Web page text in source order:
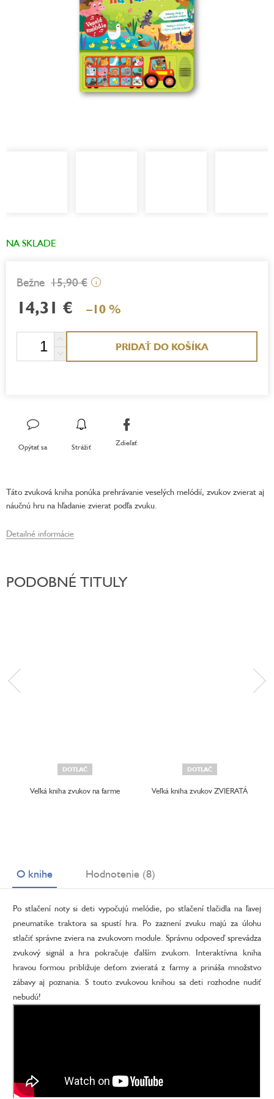
NA SKLADE
15,90 € i
14,31 € –10 %
PRIDAŤ DO KOŠÍKA
Opýtať sa Strážiť Zdieľať
Táto zvuková kniha ponúka prehrávanie veselých melódií, zvukov zvierat aj
náučnú hru na hľadanie zvierat podľa zvuku.
Detailné informácie
PODOBNÉ TITULY
DOTLAČ
Veľká kniha zvukov na farme
DOTLAČ
Veľká kniha zvukov ZVIERATÁ
O knihe Hodnotenie (8)
Po stlačení noty si deti vypočujú melódie, po stlačení tlačidla na ľavej
pneumatike traktora sa spustí hra. Po zaznení zvuku majú za úlohu
stlačiť správne zviera na zvukovom module. Správnu odpoveď sprevádza
zvukový signál a hra pokračuje ďalším zvukom. Interaktívna kniha
hravou formou približuje deťom zvieratá z farmy a prináša množstvo
zábavy aj poznania. S touto zvukovou knihou sa deti rozhodne nudiť
nebudú!